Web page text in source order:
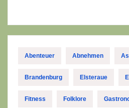
Abenteuer Abnehmen
Brandenburg Elsteraue
Fitness Folklore